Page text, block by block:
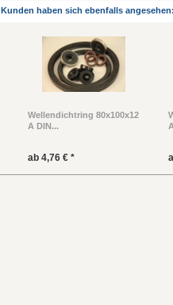
Kunden haben sich ebenfalls
Wellendichtring 80x100x12
A DIN...
ab 4,76 € *